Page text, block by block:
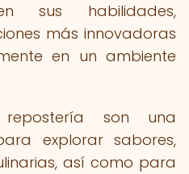
sus habilidades,
más innovadoras
en un ambiente
son una
explorar sabores,
así como para